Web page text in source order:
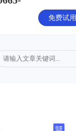
免费试用